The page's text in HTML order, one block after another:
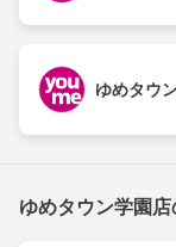
ゆめタウ
ゆめタウン学園